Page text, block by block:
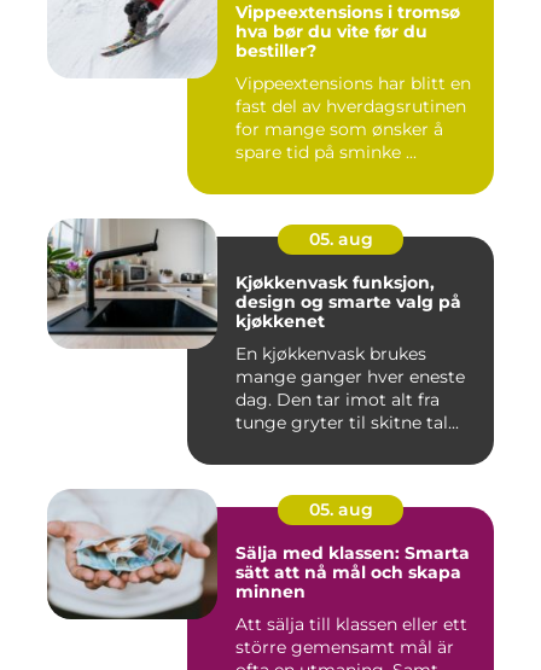
Vippeextensions i tromsø
hva bør du vite før du
bestiller?
Vippeextensions har blitt en
fast del av hverdagsrutinen
for mange som ønsker å
spare tid på sminke ...
05. aug
Kjøkkenvask funksjon,
design og smarte valg på
kjøkkenet
En kjøkkenvask brukes
mange ganger hver eneste
dag. Den tar imot alt fra
tunge gryter til skitne tal...
05. aug
Sälja med klassen: Smarta
sätt att nå mål och skapa
minnen
Att sälja till klassen eller ett
större gemensamt mål är